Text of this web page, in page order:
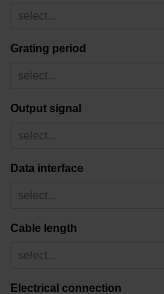
select...
Grating period
select...
Output signal
select...
Data interface
select...
Cable length
select...
Electrical connection